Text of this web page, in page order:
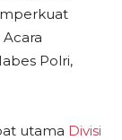
Polri,
utama Divisi